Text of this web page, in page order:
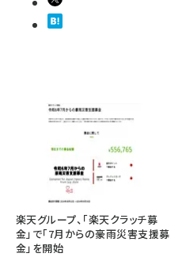
楽天グループ、「楽天クラッチ募
金」で「7月からの豪雨災害支援募
金」を開始